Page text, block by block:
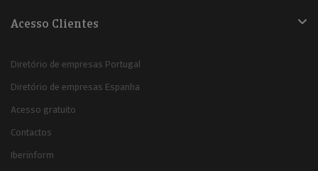
Acesso Clientes
Diretório de empresas Portugal
Diretório de empresas Espanha
Acesso gratuito
Contactos
Iberinform